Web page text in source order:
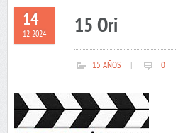
14
12 2024 15 Ori
15 AÑOS 0